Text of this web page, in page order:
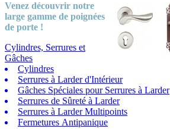
Venez découvrir notre
large gamme de poignées
de porte !
Cylindres, Serrures et
Gâches
Cylindres
Serrures à Larder d'Intérieur
Gâches Spéciales pour Serrures à Larder
Serrures de Sûreté à Larder
Serrures à Larder Multipoints
Fermetures Antipanique